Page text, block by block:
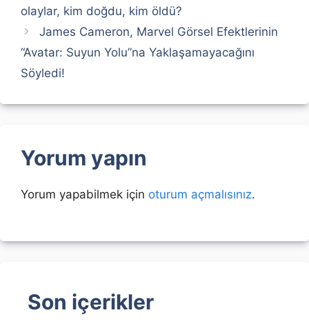
olaylar, kim doğdu, kim öldü?
James Cameron, Marvel Görsel Efektlerinin
“Avatar: Suyun Yolu”na Yaklaşamayacağını
Söyledi!
Yorum yapın
Yorum yapabilmek için oturum açmalısınız.
Son içerikler